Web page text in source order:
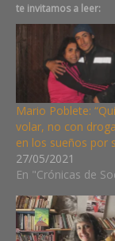
te invitamos a leer:
Mario Poblete:
volar, no con
en los sueños por
27/05/2021
En "Crónicas de